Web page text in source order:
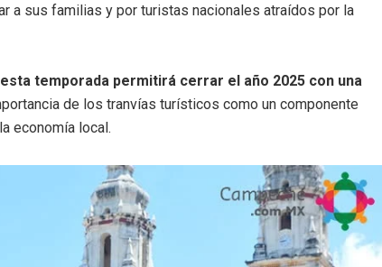
a sus familias y por turistas nacionales atraídos por la
esta temporada permitirá cerrar el año 2025 con una
de los tranvías turísticos como un componente
economía local.